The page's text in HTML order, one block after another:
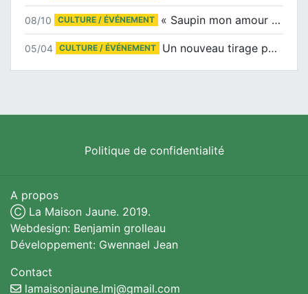
08/10 CULTURE / ÉVÉNEMENT « Saupin mon amour » au salon du livre de Trentemoult
05/04 CULTURE / ÉVÉNEMENT Un nouveau tirage pour le Docu-BD
Politique de confidentialité
A propos
Ⓒ La Maison Jaune. 2019.
Webdesign: Benjamin grolleau
Développement: Gwennael Jean
Contact
lamaisonjaune.lmj@gmail.com